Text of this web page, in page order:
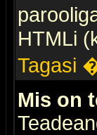
HTMLi
Tagasi
Mis on